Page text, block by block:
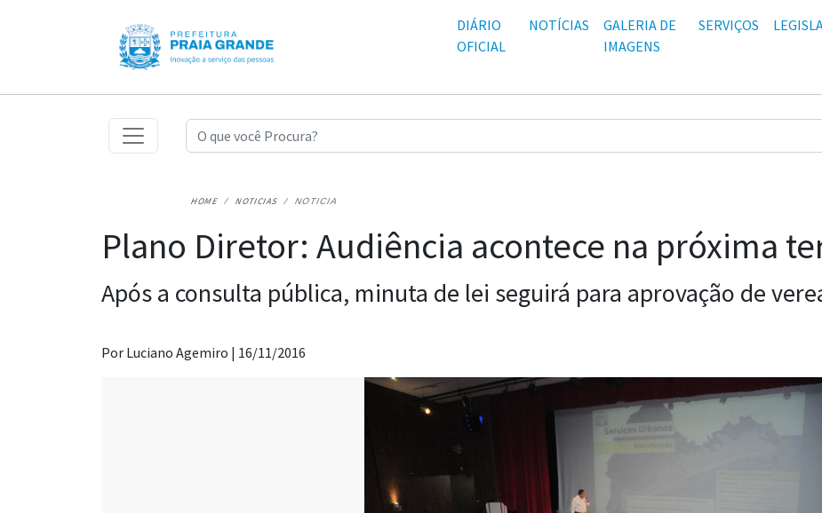
DIÁRIO
OFICIAL
NOTÍCIAS
GALERIA DE
IMAGENS
SERVIÇOS
HOME NOTICIAS NOTICIA
Plano Diretor: Audiência acontece na próxima
Após a consulta pública, minuta de lei seguirá para aprovação de
Por Luciano Agemiro | 16/11/2016